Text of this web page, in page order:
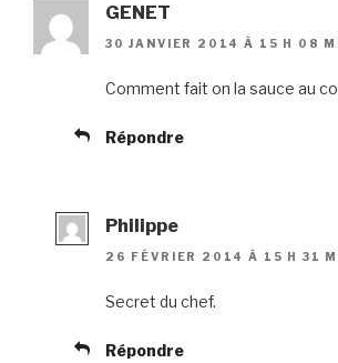
GENET
30 JANVIER 2014 À 15 H 08
Comment fait on la sauce au
Répondre
Philippe
26 FÉVRIER 2014 À 15 H 31
Secret du chef.
Répondre